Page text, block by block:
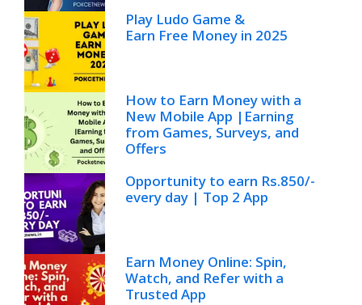
Play Ludo Game &
Earn Free Money in 2025
How to Earn Money with a
New Mobile App |Earning
from Games, Surveys, and
Offers
Opportunity to earn Rs.850/-
every day | Top 2 App
Earn Money Online: Spin,
Watch, and Refer with a
Trusted App